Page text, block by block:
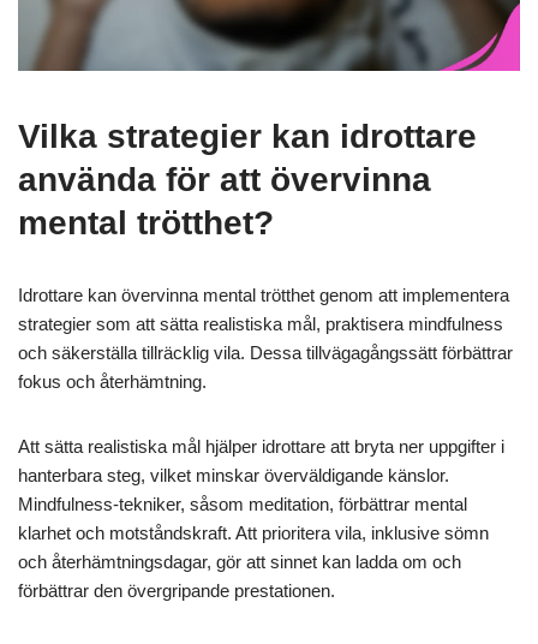
Vilka strategier kan idrottare
använda för att övervinna
mental trötthet?
Idrottare kan övervinna mental trötthet genom att implementera
strategier som att sätta realistiska mål, praktisera mindfulness
och säkerställa tillräcklig vila. Dessa tillvägagångssätt förbättrar
fokus och återhämtning.
Att sätta realistiska mål hjälper idrottare att bryta ner uppgifter i
hanterbara steg, vilket minskar överväldigande känslor.
Mindfulness-tekniker, såsom meditation, förbättrar mental
klarhet och motståndskraft. Att prioritera vila, inklusive sömn
och återhämtningsdagar, gör att sinnet kan ladda om och
förbättrar den övergripande prestationen.